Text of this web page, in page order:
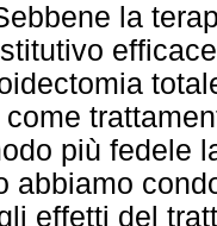
la
più fedele
abbiamo
effetti del